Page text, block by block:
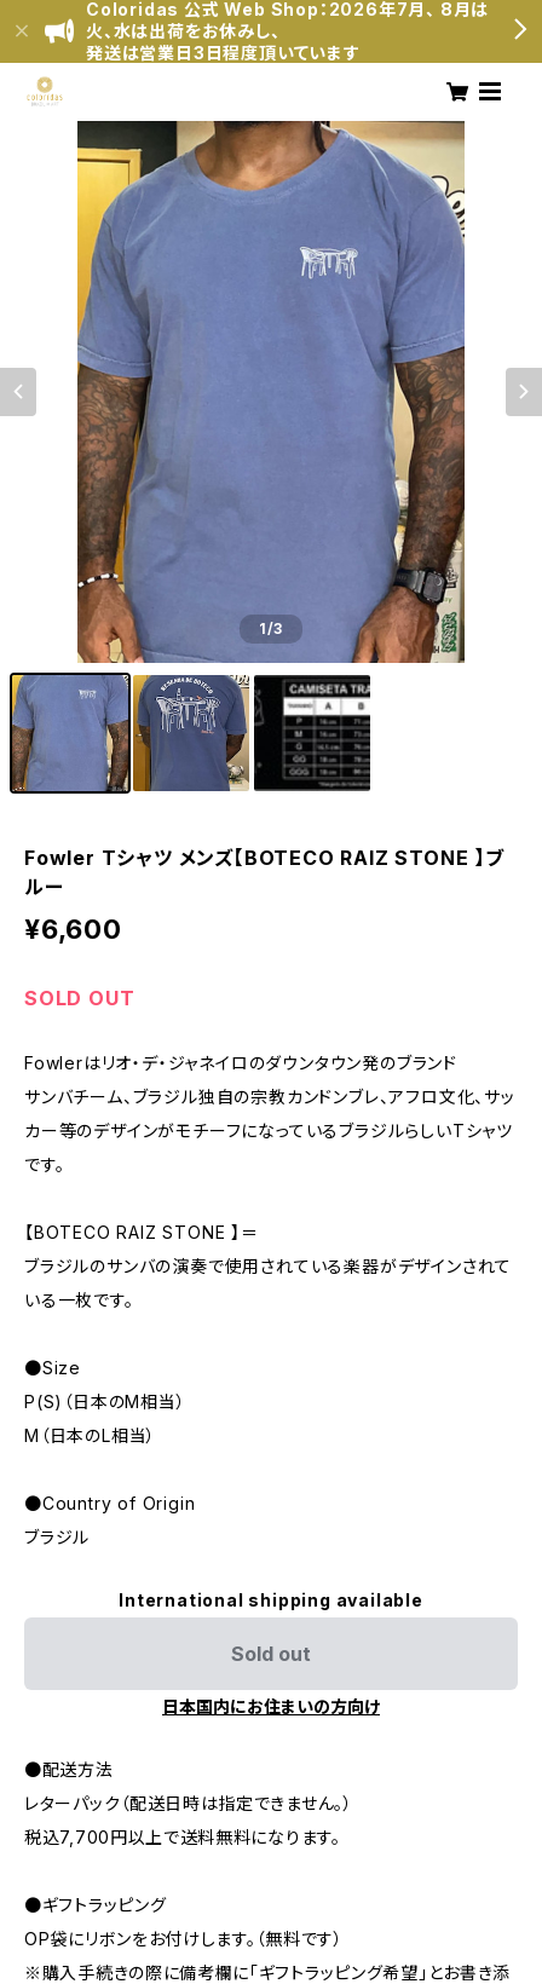
Coloridas 公式 Web Shop：2026年7月、 8月は
火、水は出荷をお休みし、
発送は営業日3日程度頂いています
1/3
Fowler Tシャツ メンズ【BOTECO RAIZ STONE 】ブ
ルー
¥6,600
SOLD OUT
Fowlerはリオ・デ・ジャネイロのダウンタウン発のブランド
サンバチーム、ブラジル独自の宗教カンドンブレ、アフロ文化、サッ
カー等のデザインがモチーフになっているブラジルらしいTシャツ
です。
【BOTECO RAIZ STONE 】＝
ブラジルのサンバの演奏で使用されている楽器がデザインされて
いる一枚です。
●Size
P(S)（日本のM相当）
M（日本のL相当）
●Country of Origin
ブラジル
International shipping available
Sold out
日本国内にお住まいの方向け
●配送方法
レターパック（配送日時は指定できません。）
税込7,700円以上で送料無料になります。
●ギフトラッピング
OP袋にリボンをお付けします。（無料です）
※購入手続きの際に備考欄に「ギフトラッピング希望」とお書き添